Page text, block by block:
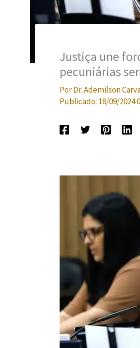
Justiça une
pecuniárias
PorDr. Ademilson
Publicado: 18/09/2024